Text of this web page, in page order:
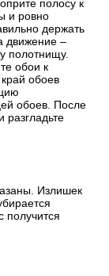
полосу к
и ровно
держать
движение –
полотнищу.
обои к
обоев
обоев. После
Излишек
получится